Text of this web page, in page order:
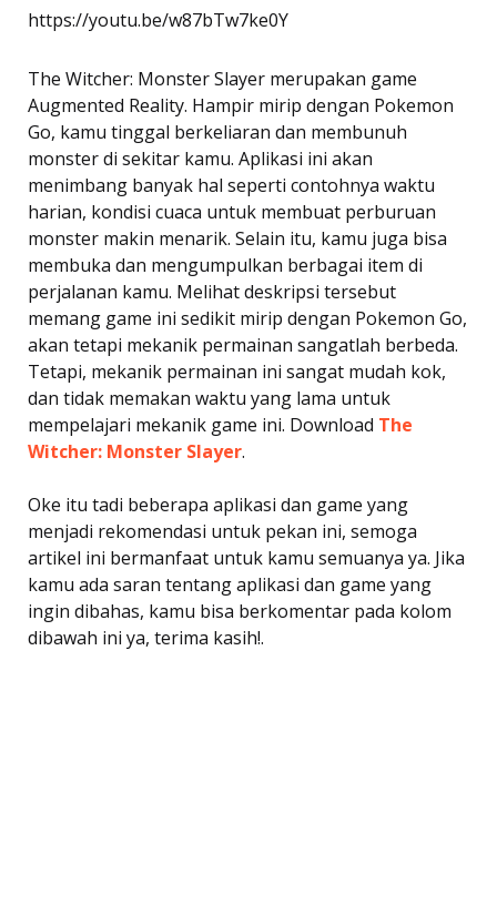
https://youtu.be/w87bTw7ke0Y
The Witcher: Monster Slayer merupakan game
Augmented Reality. Hampir mirip dengan Pokemon
Go, kamu tinggal berkeliaran dan membunuh
monster di sekitar kamu. Aplikasi ini akan
menimbang banyak hal seperti contohnya waktu
harian, kondisi cuaca untuk membuat perburuan
monster makin menarik. Selain itu, kamu juga bisa
membuka dan mengumpulkan berbagai item di
perjalanan kamu. Melihat deskripsi tersebut
memang game ini sedikit mirip dengan Pokemon Go,
akan tetapi mekanik permainan sangatlah berbeda.
Tetapi, mekanik permainan ini sangat mudah kok,
dan tidak memakan waktu yang lama untuk
mempelajari mekanik game ini. Download The
Witcher: Monster Slayer.
Oke itu tadi beberapa aplikasi dan game yang
menjadi rekomendasi untuk pekan ini, semoga
artikel ini bermanfaat untuk kamu semuanya ya. Jika
kamu ada saran tentang aplikasi dan game yang
ingin dibahas, kamu bisa berkomentar pada kolom
dibawah ini ya, terima kasih!.